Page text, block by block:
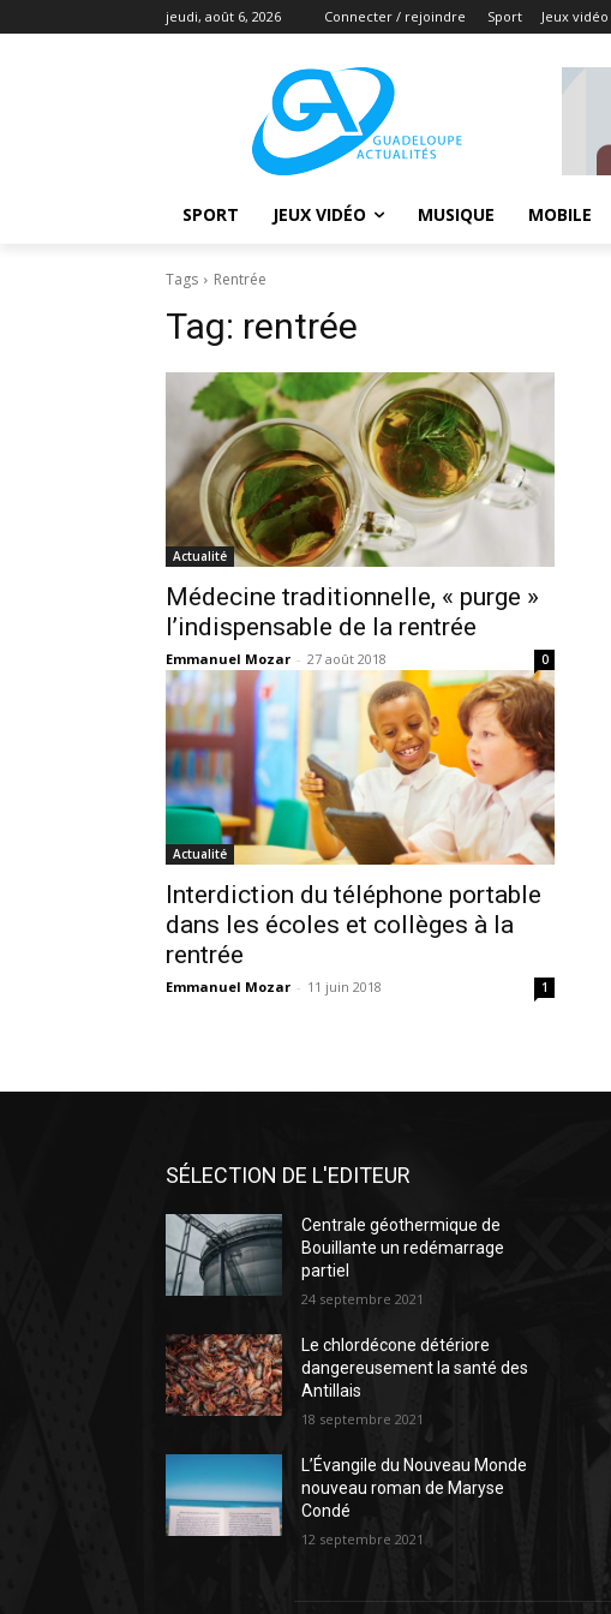
jeudi, août 6, 2026 Connecter / rejoindre Sport Jeux vidéo
SPORT JEUX VIDÉO MUSIQUE MOBILE
Tags Rentrée
Tag: rentrée
Actualité
Médecine traditionnelle, « purge »
l’indispensable de la rentrée
Emmanuel Mozar - 27 août 2018 0
Actualité
Interdiction du téléphone portable
dans les écoles et collèges à la
rentrée
Emmanuel Mozar - 11 juin 2018 1
SÉLECTION DE L'EDITEUR
Centrale géothermique de
Bouillante un redémarrage
partiel
24 septembre 2021
Le chlordécone détériore
dangereusement la santé des
Antillais
18 septembre 2021
L’Évangile du Nouveau Monde
nouveau roman de Maryse
Condé
12 septembre 2021